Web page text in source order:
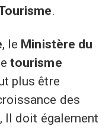
.
, le Ministère du
tourisme
plus être
des
Il doit également